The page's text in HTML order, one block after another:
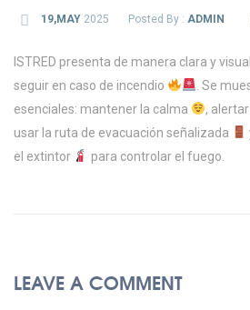
19,MAY2025 Posted By : ADMIN
ISTRED presenta de manera clara y
seguir en caso de incendio
. Se
esenciales: mantener la calma
,
usar la ruta de evacuación señalizada
el extintor
para controlar el fuego.
LEAVE A COMMENT